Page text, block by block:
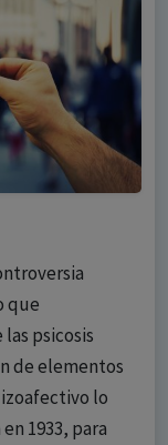
que
psicosis
de elementos
lo
1933, para